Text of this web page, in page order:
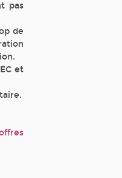
pas
de
et